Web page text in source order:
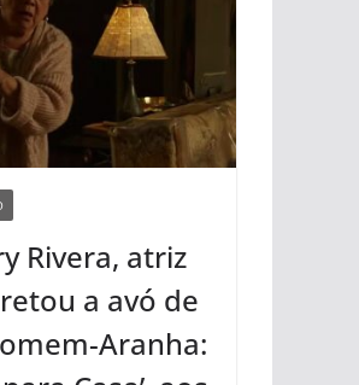
Rivera, atriz
a avó de
Aranha: